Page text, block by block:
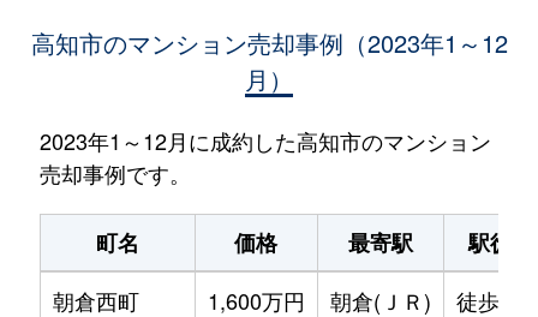
高知市のマンション売却事例（2023年1～12
月）
2023年1～12月に成約した高知市のマンション
売却事例です。
町名 価格 最寄駅
駅徒歩
朝倉西町
1,600万円 朝倉(ＪＲ)
徒歩25